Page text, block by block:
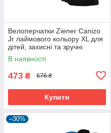
Велоперчатки Ziener Canizo
Jr лаймового кольору XL для
дітей, захисні та зручні
В наявності
473 ₴ 676 ₴
Купити
–30%